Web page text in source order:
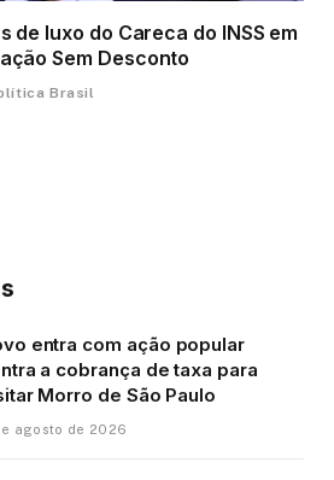
de luxo do Careca do INSS em
Sem Desconto
Brasil
entra com ação popular
a cobrança de taxa para
Morro de São Paulo
agosto de 2026